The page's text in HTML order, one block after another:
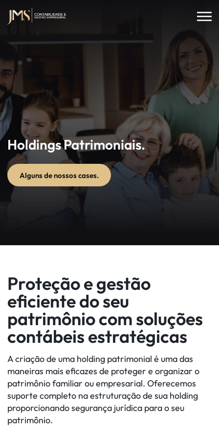
Holdings Patrimoniais.
Alguns de nossos cases.
Proteção e gestão
eficiente do seu
patrimônio com soluções
contábeis estratégicas
A criação de uma holding patrimonial é uma das
maneiras mais eficazes de proteger e organizar o
patrimônio familiar ou empresarial. Oferecemos
suporte completo na estruturação de sua holding
proporcionando segurança jurídica para o seu
patrimônio.